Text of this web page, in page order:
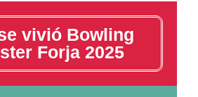
vivió Bowling
Forja 2025